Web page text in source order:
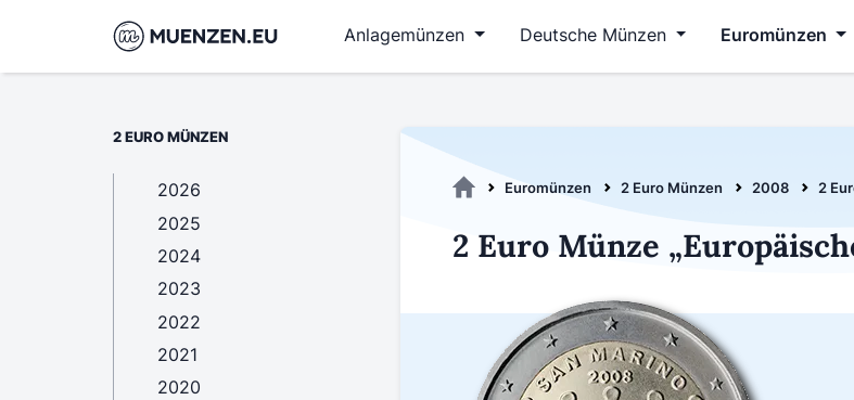
Anlagemünzen Deutsche Münzen Euromünzen
Euromünzen 2 Euro Münzen 2008 2
2 Euro Münze
2 EURO MÜNZEN
2026
2025
2024
2023
2022
2021
2020